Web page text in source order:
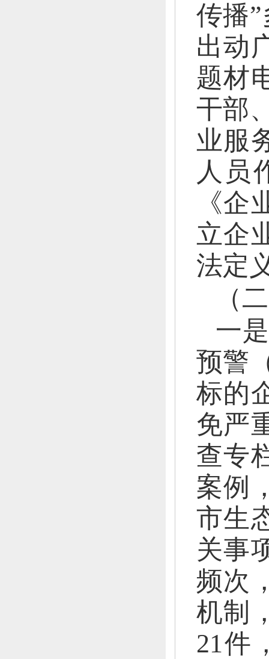
传播
出动
题材
干部
业服
人员
《
立企
法定
（
一
预警
标的
免严
查专
案例
市生
关事
频次
机制
21件